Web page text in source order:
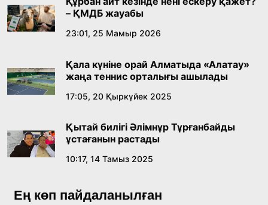
– ҚМДБ жауабы
23:01, 25 Мамыр 2026
Қала күніне орай Алматыда «Алатау»
жаңа теннис орталығы ашылады
17:05, 20 Қыркүйек 2025
Қытай билігі Әлімнұр Тұрғанбайды
ұстағанын растады
10:17, 14 Тамыз 2025
Ең көп пайдаланылған